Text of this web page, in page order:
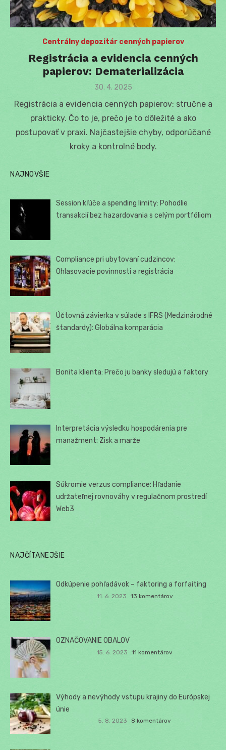
Centrálny depozitár cenných papierov
Registrácia a evidencia cenných
papierov: Dematerializácia
Posted
30. 4. 2025
Registrácia a evidencia cenných papierov: stručne a
prakticky. Čo to je, prečo je to dôležité a ako
postupovať v praxi. Najčastejšie chyby, odporúčané
kroky a kontrolné body.
NAJNOVŠIE
Session kľúče a spending limity: Pohodlie
transakcií bez hazardovania s celým portfóliom
Compliance pri ubytovaní cudzincov:
Ohlasovacie povinnosti a registrácia
Účtovná závierka v súlade s IFRS (Medzinárodné
štandardy): Globálna komparácia
Bonita klienta: Prečo ju banky sledujú a faktory
Interpretácia výsledku hospodárenia pre
manažment: Zisk a marže
Súkromie verzus compliance: Hľadanie
udržateľnej rovnováhy v regulačnom prostredí
Web3
NAJČÍTANEJŠIE
Odkúpenie pohľadávok – faktoring a forfaiting
11. 6. 2023 13 komentárov
OZNAČOVANIE OBALOV
15. 6. 2023 11 komentárov
Výhody a nevýhody vstupu krajiny do Európskej
únie
5. 8. 2023 8 komentárov